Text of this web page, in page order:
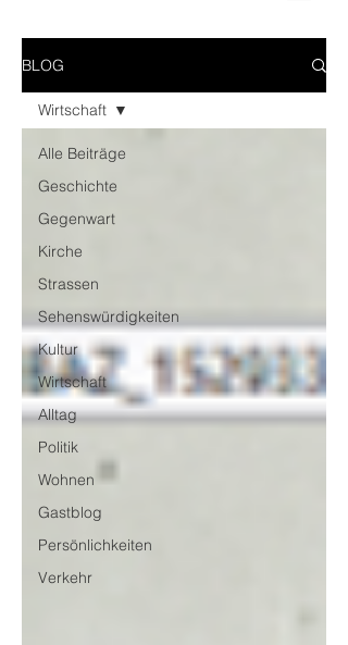
BLOG
Alle Beiträge
Geschichte
Gegenwart
Kirche
Strassen
Sehenswürdigkeiten
Kultur
Wirtschaft
Alltag
Politik
Wohnen
Gastblog
Persönlichkeiten
Verkehr
Wirtschaft